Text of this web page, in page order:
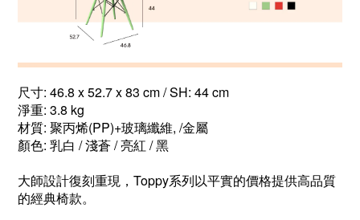
尺寸: 46.8 x 52.7 x 83 cm / SH: 44 cm
淨重: 3.8 kg
材質: 聚丙烯(PP)+玻璃纖維, /金屬
顏色: 乳白 / 淺蒼 / 亮紅 / 黑
大師設計復刻重現，Toppy系列以平實的價格提供高品質
的經典椅款。